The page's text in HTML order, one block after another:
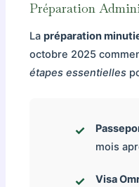
Préparation
Lapréparation
octobre 2025
étapes essentielles
mois
Visa